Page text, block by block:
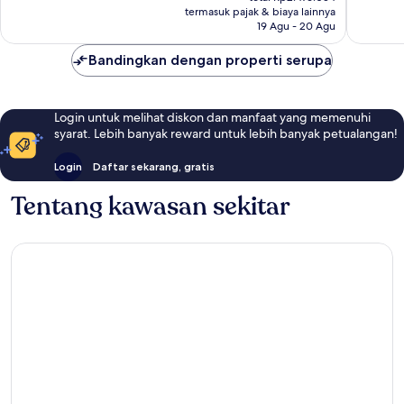
Rp1.933.684
termasuk pajak & biaya lainnya
19 Agu - 20 Agu
Bandingkan dengan properti serupa
Login untuk melihat diskon dan manfaat yang memenuhi
syarat. Lebih banyak reward untuk lebih banyak petualangan!
Login Daftar sekarang, gratis
Tentang kawasan sekitar